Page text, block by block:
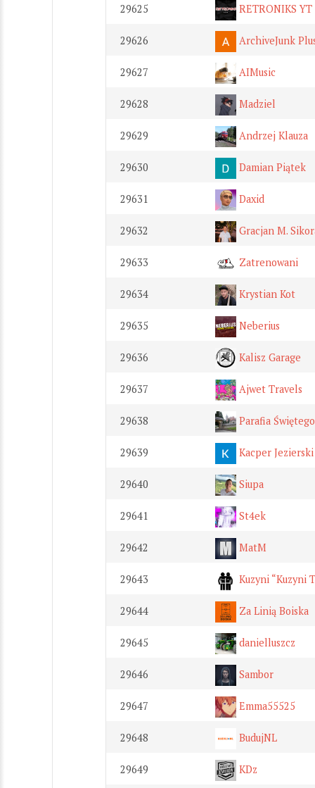
29625 RETRONIKS YT
29626 ArchiveJunk
29627 AIMusic
29628 Madziel
29629 Andrzej Klauza
29630 Damian Piątek
29631 Daxid
29632 Gracjan M.
29633 Zatrenowani
29634 Krystian Kot
29635 Neberius
29636 Kalisz Garage
29637 Ajwet Travels
29638 Parafia
29639 Kacper Jezierski
29640 Siupa
29641 St4ek
29642 MatM
29643 Kuzyni “Kuzyni
29644 Za Linią Boiska
29645 danielluszcz
29646 Sambor
29647 Emma55525
29648 BudujNL
29649 KDz